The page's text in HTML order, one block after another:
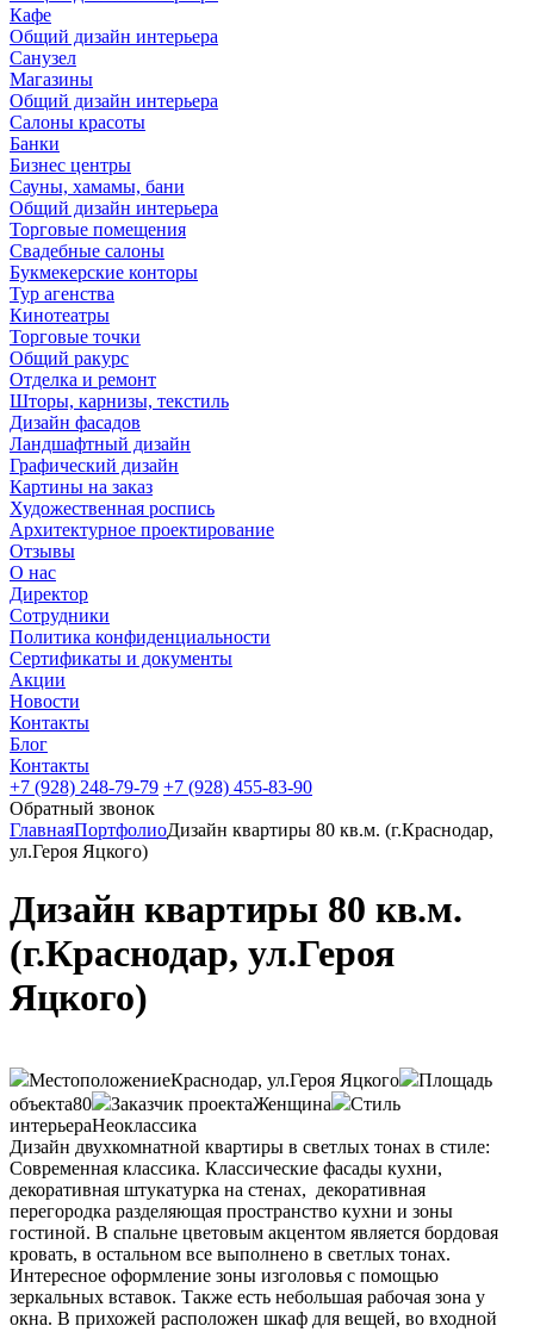
Кафе
Общий дизайн интерьера
Санузел
Магазины
Общий дизайн интерьера
Салоны красоты
Банки
Бизнес центры
Сауны, хамамы, бани
Общий дизайн интерьера
Торговые помещения
Свадебные салоны
Букмекерские конторы
Тур агенства
Кинотеатры
Торговые точки
Общий ракурс
Отделка и ремонт
Шторы, карнизы, текстиль
Дизайн фасадов
Ландшафтный дизайн
Графический дизайн
Картины на заказ
Художественная роспись
Архитектурное проектирование
Отзывы
О нас
Директор
Сотрудники
Политика конфиденциальности
Сертификаты и документы
Акции
Новости
Контакты
Блог
Контакты
+7 (928) 248-79-79 +7 (928) 455-83-90
Обратный звонок
ГлавнаяПортфолиоДизайн квартиры 80 кв.м. (г.Краснодар,
ул.Героя Яцкого)
Дизайн квартиры 80 кв.м.
(г.Краснодар, ул.Героя
Яцкого)
МестоположениеКраснодар, ул.Героя Яцкого
Площадь
объекта80 Заказчик проектаЖенщина
Стиль
интерьераНеоклассика
Дизайн двухкомнатной квартиры в светлых тонах в стиле:
Современная классика. Классические фасады кухни,
декоративная штукатурка на стенах, декоративная
перегородка разделяющая пространство кухни и зоны
гостиной. В спальне цветовым акцентом является бордовая
кровать, в остальном все выполнено в светлых тонах.
Интересное оформление зоны изголовья с помощью
зеркальных вставок. Также есть небольшая рабочая зона у
окна. В прихожей расположен шкаф для вещей, во входной